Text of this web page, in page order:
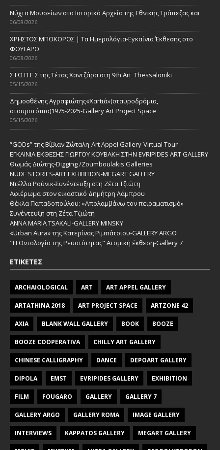
Νύχτα Μουσείων στο Ιστορικό Αρχείο της Εθνικής Τράπεζας και
06/08/2026
ΧΡΗΣΤΟΣ ΜΠΟΚΟΡΟΣ | Τα Ημερολόγια-Εγκαίνια Έκθεσης στο
ΦΟΥΓΑΡΟ
06/08/2026
Σ Ι Ω Π Ε Σ της Τέτας Χαντζάρα στη 9th Art_Thessaloniki
05/15/2026
Δημοσθένης Αγραφιώτης«Xαrtιά»(σταυροδρόμια,
σταυροτόπια)1975-2025-Gallery Art Project Space
05/15/2026
“GODs” της Βίβιαν Ζώταλη-Art Appel Gallery-Virtual Tour
ΕΓΚΑΙΝΙΑ ΕΚΘΕΣΗΣ ΓΙΩΡΓΟΥ ΚΟΥΒΑΚΗ ΣΤΗΝ EVRIPIDES ART GALLERY
Θωμάς Διώτης-Digging /Zoumboulakis Galleries
NUDE STORIES-ΑRT EXHIBITION-MEGART GALLERY
Ντέλλα Ρούνικ-Συνέντευξη στη Ζέτα Τζιώτη
Αφιέρωμα στον εικαστικό Δημήτρη Λάμπρου
Θέκλα Παπαδοπούλου: «Απολαμβάνω τον πειραματισμό»
Συνέντευξη στη Ζέτα Τζιώτη
ANNA MARIA TSAKALI-GALLERY MINSKY
«Urban Aura» της Κατερίνας Ριμπάτσιου-GALLERY ARGO
"Η Οντολογία της Ρευστότητας" Ατομική έκθεση-Gallery 7
ΕΤΙΚΈΤΕΣ
ARCHAIOLOGICAL ART ART APPEL GALLERY
ARTATHINA 2018 ART PROJECT SPACE ARTZONE 42
AXIA BLANK WALL GALLERY BOOK BOOZE
BOOZE COOPERATIVA CHILLY ART GALLERY
CHINESE CALLIGRAPHY DANCE DEPOART GALLERY
DIPOLA EMST EVRIPIDES GALLERY EXHIBITION
FILM FOUGARO GALLERY GALLERY 7
GALLERY ARGO GALLERY ROMA IMAGE GALLERY
INTERVIEWS KAPPATOS GALLERY MEGART GALLERY